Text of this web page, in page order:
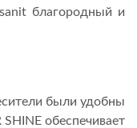
благородный и
были удобны
обеспечивает